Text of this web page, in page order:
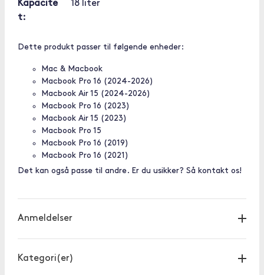
Kapacite
t:
18 liter
Dette produkt passer til følgende enheder:
Mac & Macbook
Macbook Pro 16 (2024-2026)
Macbook Air 15 (2024-2026)
Macbook Pro 16 (2023)
Macbook Air 15 (2023)
Macbook Pro 15
Macbook Pro 16 (2019)
Macbook Pro 16 (2021)
Det kan også passe til andre. Er du usikker? Så kontakt os!
Anmeldelser
Kategori(er)